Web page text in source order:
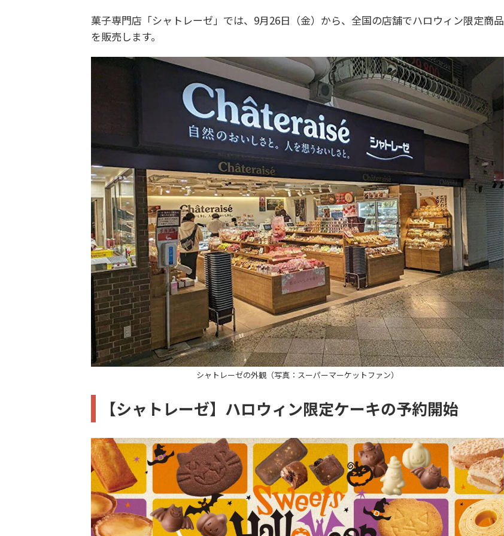
菓子専門店「シャトレーゼ」では、9月26日（金）から、全国の店舗でハロウィン限定商品
を販売します。
シャトレーゼの外観（写真：スーパーマーケットファン）
【シャトレーゼ】ハロウィン限定ケーキの予約開始